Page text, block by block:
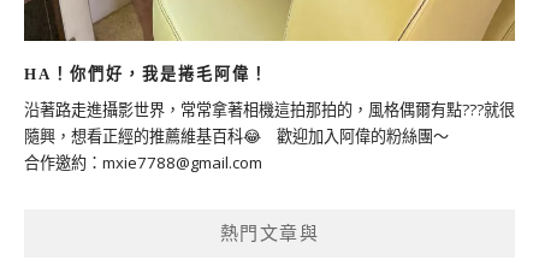
HA！你們好，我是捲毛阿偉！
沿著路走進攝影世界，常常拿著相機這拍那拍的，風格偶爾有點???就很
隨興，想看正經的推薦維基百科😂 歡迎加入阿偉的粉絲團～
合作邀約： mxie7788@gmail.com
熱門文章與